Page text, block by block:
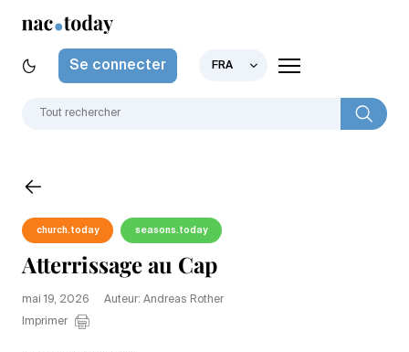
Se connecter FRA
church.today seasons.today
Atterrissage au Cap
mai 19, 2026
Auteur: Andreas Rother
Imprimer